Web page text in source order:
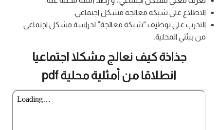
الاطلاع على شبكة معالجة مشكل اجتماعي.
التدرب على توظيف “شبكة معالجة” لدراسة مشكل اجتماعي
من بيئتي المحلية.
جذاذة كيف نعالج مشكلا اجتماعيا
انطلاقا من أمثلية محلية pdf